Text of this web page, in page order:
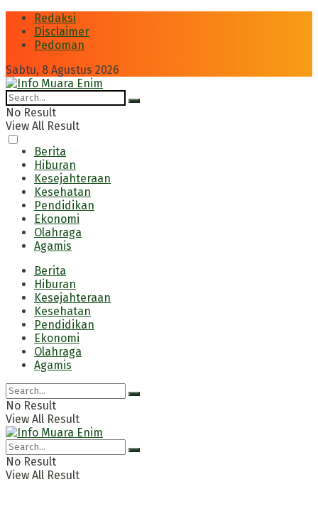
Redaksi
Disclaimer
Pedoman
Sabtu, 8 Agustus 2026
No Result
View All Result
Berita
Hiburan
Kesejahteraan
Kesehatan
Pendidikan
Ekonomi
Olahraga
Agamis
Berita
Hiburan
Kesejahteraan
Kesehatan
Pendidikan
Ekonomi
Olahraga
Agamis
No Result
View All Result
No Result
View All Result